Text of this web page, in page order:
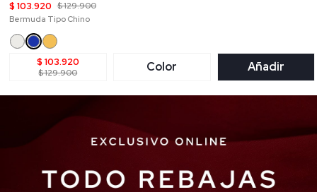
$ 103.920 $ 129.900
Bermuda Tipo Chino
$ 103.920
$ 129.900 Color Añadir